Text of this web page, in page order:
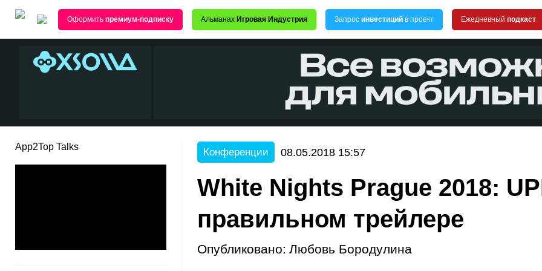
Оформить премиум-подписку Альманах Игровая Индустрия Запрос инвестиций в проект Ежедневный подкаст
App2Top Talks Конференции 08.05.2018 15:57
White Nights Prague 2018:
правильном трейлере
Опубликовано: Любовь Бородулина